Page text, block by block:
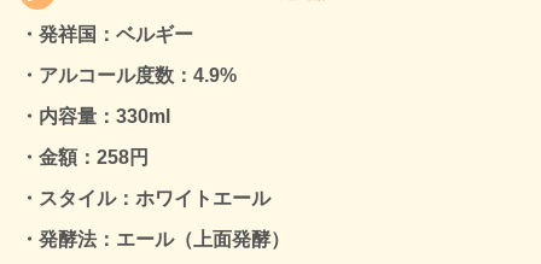
・発祥国： ベルギー
・アルコール度数：4.9%
・内容量：330ml
・金額：258円
・スタイル：ホワイトエール
・発酵法：エール（上面発酵）